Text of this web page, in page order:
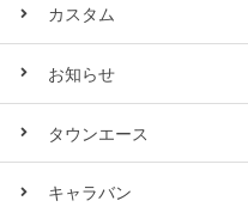
カスタム
お知らせ
タウンエース
キャラバン